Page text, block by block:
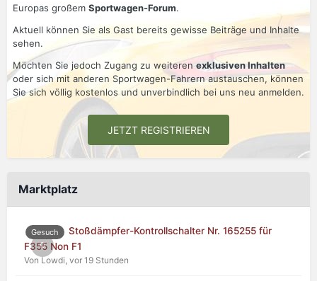
Europas großem Sportwagen-Forum.
Aktuell können Sie als Gast bereits gewisse Beiträge und Inhalte
sehen.
Möchten Sie jedoch Zugang zu weiterenexklusiven Inhalten
oder sich mit anderen Sportwagen-Fahrern austauschen, können
Sie sich völlig kostenlos und unverbindlich bei uns neu anmelden.
JETZT REGISTRIEREN
Marktplatz
0
Gesuch
Stoßdämpfer-Kontrollschalter Nr. 165255 für
F355 Non F1
Von Lowdi, vor 19 Stunden